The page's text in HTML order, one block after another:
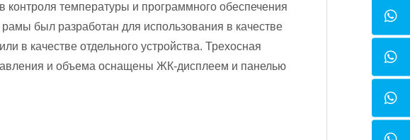
контроля температуры и программного обеспечения
был разработан для использования в качестве
в качестве отдельного устройства. Трехосная
и объема оснащены ЖК-дисплеем и панелью